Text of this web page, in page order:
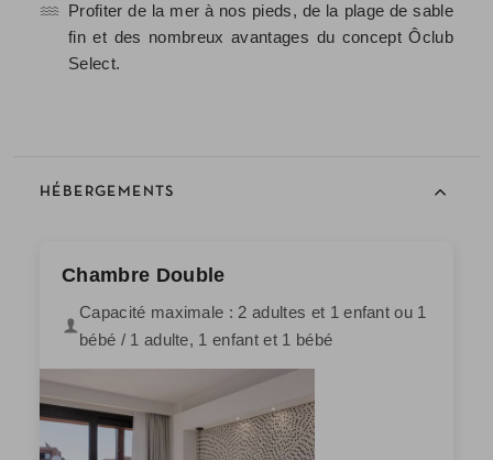
Profiter de la mer à nos pieds, de la plage de sable
fin et des nombreux avantages du concept Ôclub
Select.
HÉBERGEMENTS
Chambre Double
Capacité maximale : 2 adultes et 1 enfant ou 1
bébé / 1 adulte, 1 enfant et 1 bébé